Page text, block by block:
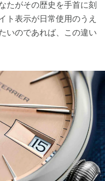
たがその歴史を手首に刻
ト表示が日常使用のうえ
いのであれば、この違い